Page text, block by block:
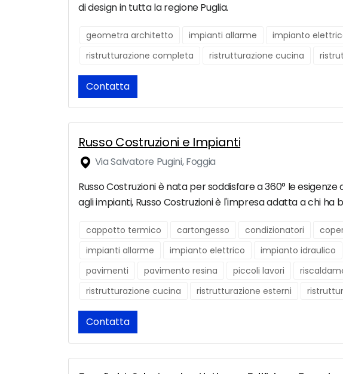
di design in tutta la regione Puglia.
geometra architetto impianti allarme impianto
ristrutturazione completa
ristrutturazione cucina
Contatta
Russo Costruzioni e Impianti
Via Salvatore Pugini, Foggia
Russo Costruzioni è nata per soddisfare a 360° le
agli impianti, Russo Costruzioni è l'impresa adatta a chi
cappotto termico cartongesso condizionatori
impianti allarme
impianto elettrico impianto idraulico
pavimenti
pavimento resina piccoli lavori
ristrutturazione cucina
ristrutturazione esterni
Contatta